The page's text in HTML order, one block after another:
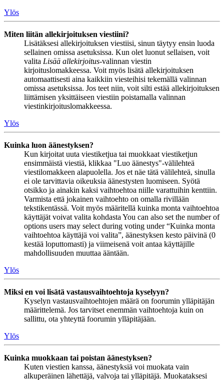
Ylös
Miten liitän allekirjoituksen viestiini?
Lisätäksesi allekirjoituksen viestiisi, sinun täytyy ensin luoda
sellainen omissa asetuksissa. Kun olet luonut sellaisen, voit
valita Lisää allekirjoitus-valinnan viestin
kirjoituslomakkeessa. Voit myös lisätä allekirjoituksen
automaattisesti aina kaikkiin viesteihisi tekemällä valinnan
omissa asetuksissa. Jos teet niin, voit silti estää allekirjoituksen
liittämisen yksittäiseen viestiin poistamalla valinnan
viestinkirjoituslomakkeessa.
Ylös
Kuinka luon äänestyksen?
Kun kirjoitat uuta viestiketjua tai muokkaat viestiketjun
ensimmäistä viestiä, klikkaa "Luo äänestys"-välilehteä
viestilomakkeen alapuolella. Jos et näe tätä välilehteä, sinulla
ei ole tarvittavia oikeuksia äänestysten luomiseen. Syötä
otsikko ja ainakin kaksi vaihtoehtoa niille varattuihin kenttiin.
Varmista että jokainen vaihtoehto on omalla rivillään
tekstikentässä. Voit myös määritellä kuinka monta vaihtoehtoa
käyttäjät voivat valita kohdasta You can also set the number of
options users may select during voting under “Kuinka monta
vaihtoehtoa käyttäjä voi valita”, äänestyksen kesto päivinä (0
kestää loputtomasti) ja viimeisenä voit antaa käyttäjille
mahdollisuuden muuttaa ääntään.
Ylös
Miksi en voi lisätä vastausvaihtoehtoja kyselyyn?
Kyselyn vastausvaihtoehtojen määrä on foorumin ylläpitäjän
määrittelemä. Jos tarvitset enemmän vaihtoehtoja kuin on
sallittu, ota yhteyttä foorumin ylläpitäjään.
Ylös
Kuinka muokkaan tai poistan äänestyksen?
Kuten viestien kanssa, äänestyksiä voi muokata vain
alkuperäinen lähettäjä, valvoja tai ylläpitäjä. Muokataksesi